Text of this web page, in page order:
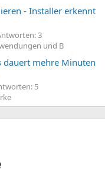
- Installer erkennt
3
und B
dauert mehre Minuten
5